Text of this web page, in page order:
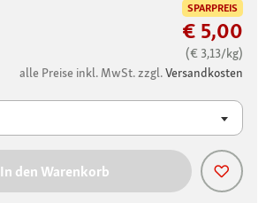
SPARPREIS
€ 5,00
(€ 3,13/kg)
alle Preise inkl. MwSt. zzgl.Versandkosten
In den Warenkorb